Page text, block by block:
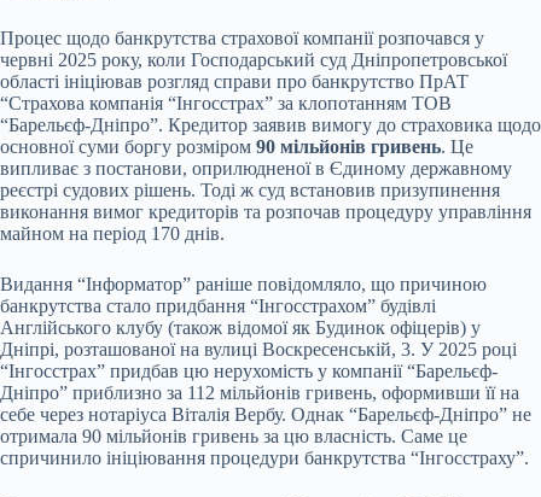
Процес щодо банкрутства страхової компанії розпочався у
червні 2025 року, коли Господарський суд Дніпропетровської
області ініціював розгляд справи про банкрутство ПрАТ
“Страхова компанія “Інгосстрах” за клопотанням ТОВ
“Барельєф-Дніпро”. Кредитор заявив вимогу до страховика щодо
основної суми боргу розміром 90 мільйонів гривень. Це
випливає з постанови, оприлюдненої в Єдиному державному
реєстрі судових рішень. Тоді ж суд встановив призупинення
виконання вимог кредиторів та розпочав процедуру управління
майном на період 170 днів.
Видання “Інформатор” раніше повідомляло, що причиною
банкрутства стало придбання “Інгосстрахом” будівлі
Англійського клубу (також відомої як Будинок офіцерів) у
Дніпрі, розташованої на вулиці Воскресенській, 3. У 2025 році
“Інгосстрах” придбав цю нерухомість у компанії “Барельєф-
Дніпро” приблизно за 112 мільйонів гривень, оформивши її на
себе через нотаріуса Віталія Вербу. Однак “Барельєф-Дніпро” не
отримала 90 мільйонів гривень за цю власність. Саме це
спричинило ініціювання процедури банкрутства “Інгосстраху”.